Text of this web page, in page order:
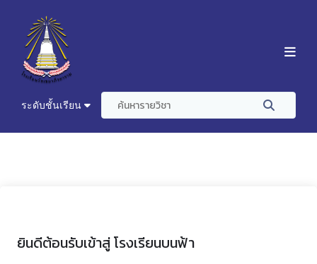
ระดับชั้นเรียน
ยินดีต้อนรับเข้าสู่ โรงเรียนบนฟ้า